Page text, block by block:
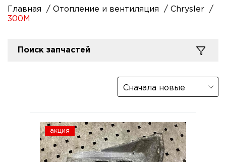
Главная Отопление и вентиляция
Chrysler
300M
Поиск запчастей
Сначала новые
акция